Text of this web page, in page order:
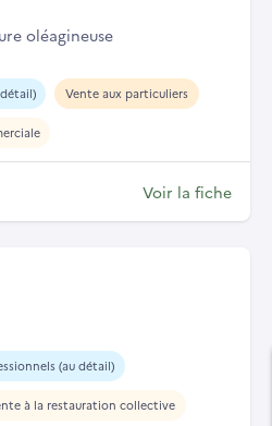
oléagineuse
Vente aux particuliers
Voir la fiche
(au détail)
à la restauration collective